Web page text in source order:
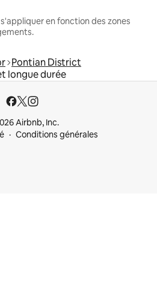
en fonction des zones
Pontian District
longue durée
Airbnb, Inc.
Conditions générales